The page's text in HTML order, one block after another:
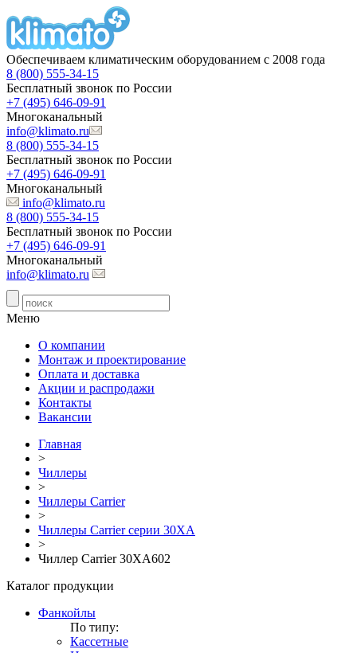
Обеспечиваем климатическим оборудованием с 2008 года
8 (800) 555-34-15
Бесплатный звонок по России
+7 (495) 646-09-91
Многоканальный
info@klimato.ru
8 (800) 555-34-15
Бесплатный звонок по России
+7 (495) 646-09-91
Многоканальный
info@klimato.ru
8 (800) 555-34-15
Бесплатный звонок по России
+7 (495) 646-09-91
Многоканальный
info@klimato.ru
Меню
О компании
Монтаж и проектирование
Оплата и доставка
Акции и распродажи
Контакты
Вакансии
Главная
>
Чиллеры
>
Чиллеры Carrier
>
Чиллеры Carrier серии 30XA
>
Чиллер Carrier 30XA602
Каталог продукции
Фанкойлы
По типу:
Кассетные